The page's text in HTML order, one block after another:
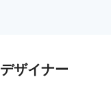
デザイナー